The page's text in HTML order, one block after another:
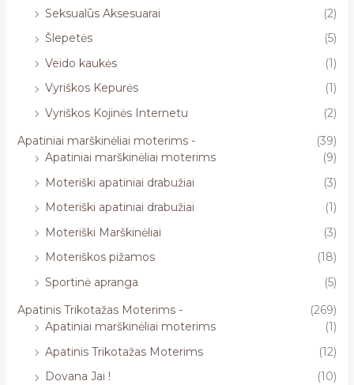
Seksualūs Aksesuarai
(2)
Šlepetės
(5)
Veido kaukės
(1)
Vyriškos Kepurės
(1)
Vyriškos Kojinės Internetu
(2)
Apatiniai marškinėliai moterims -
(39)
Apatiniai marškinėliai moterims
(9)
Moteriški apatiniai drabužiai
(3)
Moteriški apatiniai drabužiai
(1)
Moteriški Marškinėliai
(3)
Moteriškos pižamos
(18)
Sportinė apranga
(5)
Apatinis Trikotažas Moterims -
(269)
Apatiniai marškinėliai moterims
(1)
Apatinis Trikotažas Moterims
(12)
Dovana Jai !
(10)